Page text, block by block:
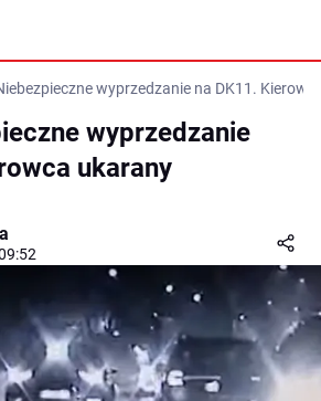
wyprzedzanie na DK11.
wyprzedzanie
ukarany